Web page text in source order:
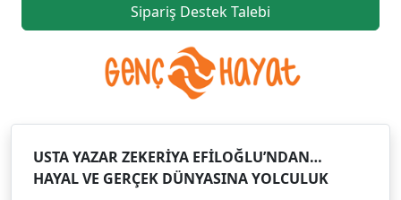
Sipariş Destek Talebi
USTA YAZAR ZEKERİYA EFİLOĞLU’NDAN…
HAYAL VE GERÇEK DÜNYASINA YOLCULUK